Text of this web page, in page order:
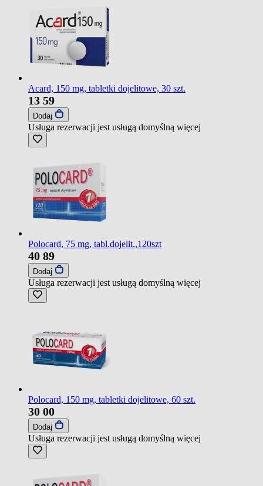
Acard, 150 mg, tabletki dojelitowe, 30 szt.
13 59
Dodaj
Usługa rezerwacji jest usługą domyślną więcej
Polocard, 75 mg, tabl.dojelit.,120szt
40 89
Dodaj
Usługa rezerwacji jest usługą domyślną więcej
Polocard, 150 mg, tabletki dojelitowe, 60 szt.
30 00
Dodaj
Usługa rezerwacji jest usługą domyślną więcej